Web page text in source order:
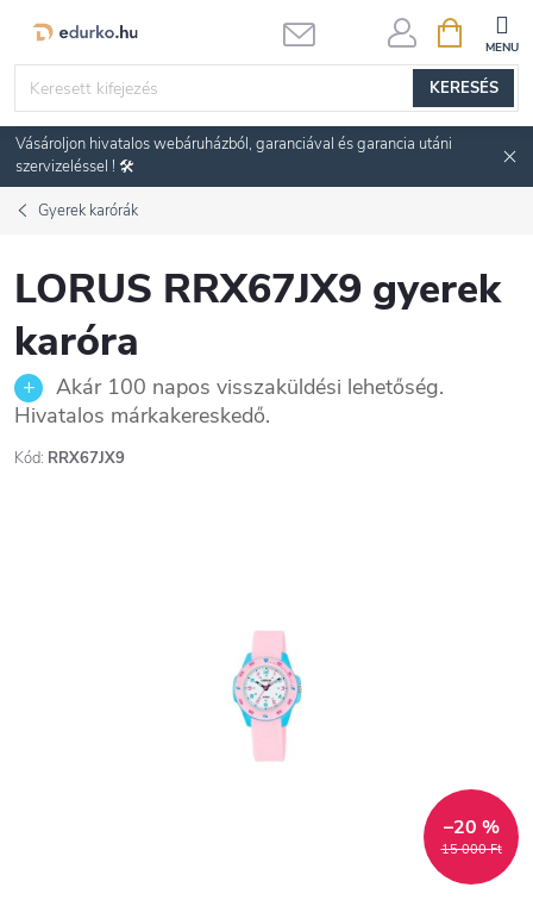
KERESÉS
KOSÁR
Vásároljon hivatalos webáruházból, garanciával és garancia utáni
szervizeléssel ! 🛠️
Gyerek karórák
LORUS RRX67JX9 gyerek
karóra
Akár 100 napos visszaküldési lehetőség.
Hivatalos márkakereskedő.
Kód: RRX67JX9
15 000 Ft
–20 %